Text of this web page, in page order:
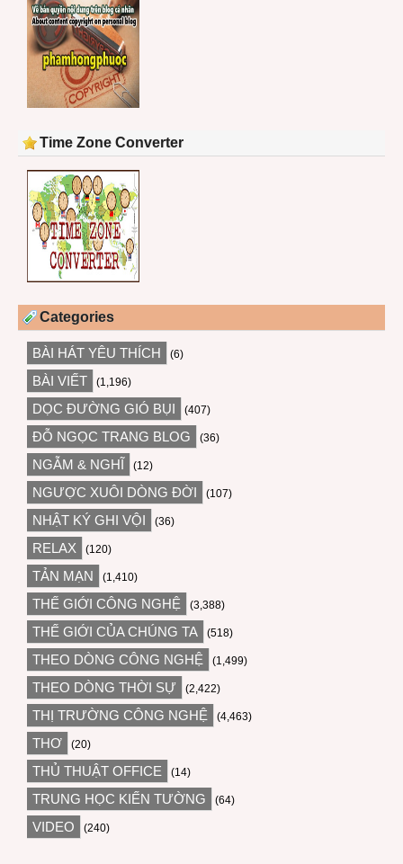
Time Zone Converter
Categories
BÀI HÁT YÊU THÍCH (6)
BÀI VIẾT (1,196)
DỌC ĐƯỜNG GIÓ BỤI (407)
ĐỖ NGỌC TRANG BLOG (36)
NGẪM & NGHĨ (12)
NGƯỢC XUÔI DÒNG ĐỜI (107)
NHẬT KÝ GHI VỘI (36)
RELAX (120)
TẢN MẠN (1,410)
THẾ GIỚI CÔNG NGHỆ (3,388)
THẾ GIỚI CỦA CHÚNG TA (518)
THEO DÒNG CÔNG NGHỆ (1,499)
THEO DÒNG THỜI SỰ (2,422)
THỊ TRƯỜNG CÔNG NGHỆ (4,463)
THƠ (20)
THỦ THUẬT OFFICE (14)
TRUNG HỌC KIẾN TƯỜNG (64)
VIDEO (240)